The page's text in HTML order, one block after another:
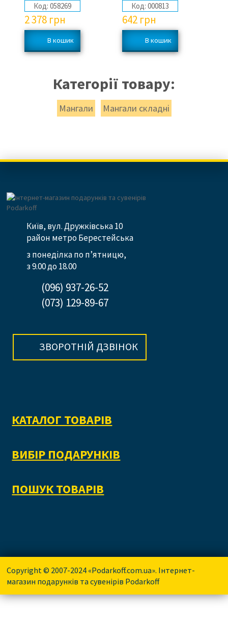
Код: 058269
2 378 грн
Код: 000813
642 грн
Категорії товару:
Мангали Мангали складні
Київ, вул. Дружківська 10
район метро Берестейська
з понеділка по п’ятницю,
з 9.00 до 18.00
(096) 937-26-52
(073) 129-89-67
ЗВОРОТНІЙ ДЗВІНОК
КАТАЛОГ ТОВАРІВ
ВИБІР ПОДАРУНКІВ
ПОШУК ТОВАРІВ
Copyright © 2007-2024 «Podarkoff.com.ua». Інтернет-
магазин подарунків та сувенірів Podarkoff